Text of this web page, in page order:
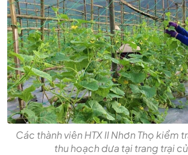
Các thành viên HTX II Nhơn Thọ kiểm
thu hoạch dưa tại trang trại